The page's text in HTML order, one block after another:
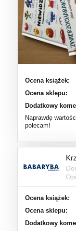
Ocena książek:
Ocena sklepu:
Dodatkowy
Naprawdę
polecam!
Ocena książek:
Ocena sklepu:
Dodatkowy